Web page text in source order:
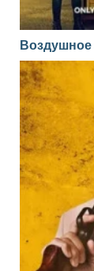
Воздушное